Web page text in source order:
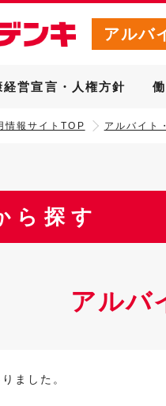
アルバ
経営宣言・人権方針
情報サイトTOP アルバイト
ら探す
アルバ
ました。